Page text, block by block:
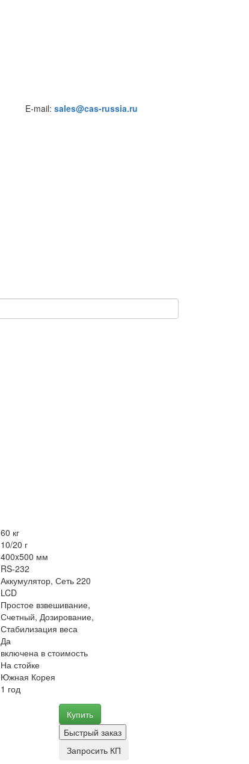
E-mail: sales@cas-russia.ru
60 кг
10/20 г
400x500 мм
RS-232
Аккумулятор, Сеть 220
LCD
Простое взвешивание,
Счетный, Дозирование,
Стабилизация веса
Да
включена в стоимость
На стойке
Южная Корея
1 год
Купить
Быстрый заказ
Запросить КП